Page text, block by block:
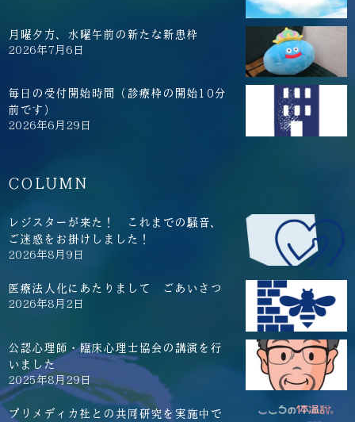
月曜夕方、水曜午前の新たな新患枠
2026年7月6日
毎日の受付開始時間（診療枠の開始10分
前です）
2026年6月29日
COLUMN
レジスターが来た！ これまでの騒音、
ご迷惑をお掛けしました！
2026年8月9日
医療法人化にあたりまして ごあいさつ
2026年8月2日
公認心理師・臨床心理士協会の講演を行
いました
2025年8月29日
プリメディカ社との共同研究を実施中で